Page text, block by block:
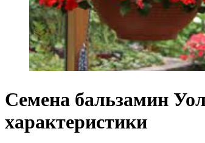
Семена бальзамин
характеристики